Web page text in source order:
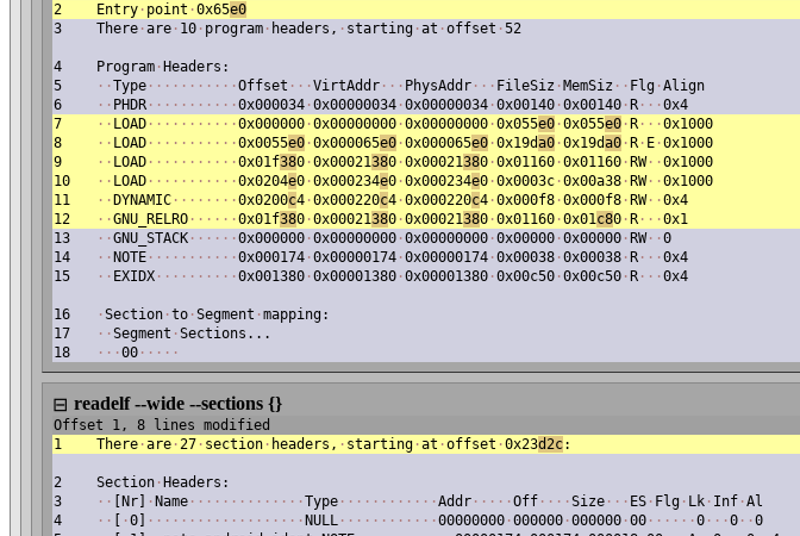
2
Entry · point ·0x65e0
3
There ·are · 10 · program · headers, · starting ·at ·offset ·52
4 Program · Headers:
5
· ·Type · · · · · · · · · · ·Offset · · ·VirtAddr · · · PhysAddr · · · FileSiz · MemSiz · · Flg ·Align
6
· · PHDR · · · · · · · · · · ·0x000034 ·0x00000034 ·0x00000034 ·0x00140 ·0x00140 · R · · ·0x4
7
· · LOAD · · · · · · · · · · ·0x000000 ·0x00000000 ·0x00000000 ·0x055e0 ·0x055e0 · R · · ·0x1000
8
· · LOAD · · · · · · · · · · ·0x0055e0 ·0x000065e0 ·0x000065e0 ·0x19da0 ·0x19da0 · R · E ·0x1000
9
· · LOAD · · · · · · · · · · ·0x01f380 ·0x00021380 ·0x00021380 ·0x01160 ·0x01160 · RW· ·0x1000
10
· · LOAD · · · · · · · · · · ·0x0204e0 ·0x000234e0 ·0x000234e0 ·0x0003c ·0x00a38 · RW· ·0x1000
11
· · DYNAMIC · · · · · · · ·0x0200c4 ·0x000220c4 ·0x000220c4 ·0x000f8 ·0x000f8 · RW· ·0x4
12
· ·GNU_RELRO · · · · · ·0x01f380 ·0x00021380 ·0x00021380 ·0x01160 ·0x01c80 · R · · ·0x1
13
· ·GNU_STACK · · · · · ·0x000000 ·0x00000000 ·0x00000000 ·0x00000 ·0x00000 · RW· ·0
14
· · NOTE · · · · · · · · · · ·0x000174 ·0x00000174 ·0x00000174 ·0x00038 ·0x00038 · R · · ·0x4
15
· · EXIDX · · · · · · · · · ·0x001380 ·0x00001380 ·0x00001380 ·0x00c50 ·0x00c50 · R · · ·0x4
16 ·Section ·to ·Segment ·mapping:
17
· ·Segment ·Sections...
18
· · ·00 · · · · ·
⊟ readelf --wide --sections {}
Offset 1, 8 lines modified
1
There ·are ·27 · section · headers, · starting ·at ·offset ·0x23d2c:
2 Section · Headers:
3
· · [Nr] · Name · · · · · · · · · · · · · ·Type · · · · · · · · · · · ·Addr · · · · ·Off · · · ·Size · · · ES · Flg · Lk · Inf ·Al
4
· · ·0] · · · · · · · · · · · · · · · · · · · NULL · · · · · · · · · · · ·00000000 ·000000 ·000000 ·00 · · · · · ·0 · · ·0 · ·0